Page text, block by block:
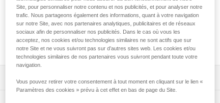
Marteau de spéléologie
Pour la pose manuelle d’amarrages au tamponnoir.
Site, pour personnaliser notre contenu et nos publicités, et pour analyser notre
trafic. Nous partageons également des informations, quant à votre navigation
sur notre Site, avec nos partenaires analytiques, publicitaires et de réseaux
sociaux afin de personnaliser nos publicités. Dans le cas où vous les
acceptez, nos cookies et/ou technologies similaires ne sont actifs que sur
notre Site et ne vous suivront pas sur d’autres sites web. Les cookies et/ou
technologies similaires de nos partenaires vous suivront pendant toute votre
navigation.
Vous pouvez retirer votre consentement à tout moment en cliquant sur le lien «
Paramètres des cookies » prévu à cet effet en bas de page du Site.